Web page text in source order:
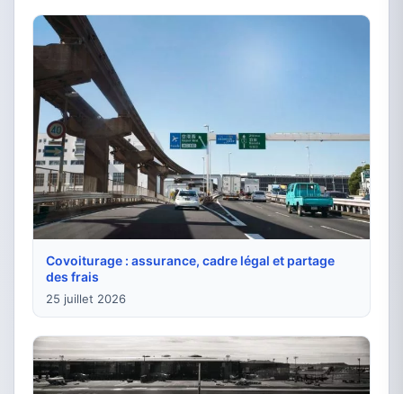
Covoiturage : assurance, cadre légal et partage
des frais
25 juillet 2026